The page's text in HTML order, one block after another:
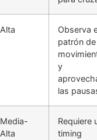
Alta
Observa
patrón de
y
las
Media-
Alta
Requiere
timing